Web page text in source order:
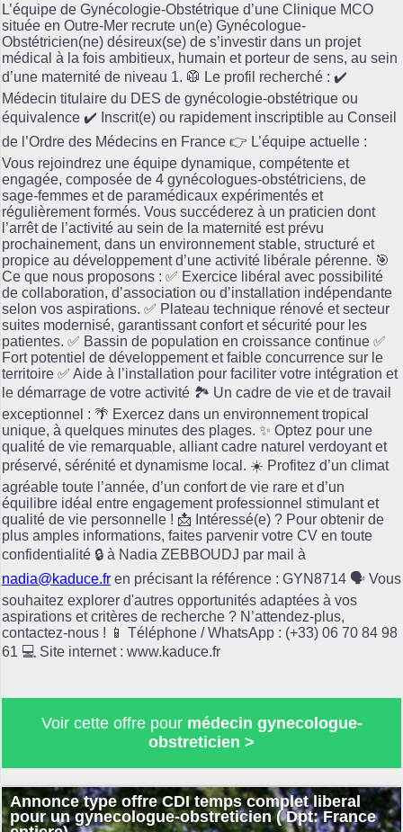
L’équipe de Gynécologie-Obstétrique d’une Clinique MCO
située en Outre-Mer recrute un(e) Gynécologue-
Obstétricien(ne) désireux(se) de s’investir dans un projet
médical à la fois ambitieux, humain et porteur de sens, au sein
d’une maternité de niveau 1. 🥼 Le profil recherché : ✔️
Médecin titulaire du DES de gynécologie-obstétrique ou
équivalence ✔️ Inscrit(e) ou rapidement inscriptible au Conseil
de l’Ordre des Médecins en France 👉 L’équipe actuelle :
Vous rejoindrez une équipe dynamique, compétente et
engagée, composée de 4 gynécologues-obstétriciens, de
sage-femmes et de paramédicaux expérimentés et
régulièrement formés. Vous succéderez à un praticien dont
l’arrêt de l’activité au sein de la maternité est prévu
prochainement, dans un environnement stable, structuré et
propice au développement d’une activité libérale pérenne. 🎯
Ce que nous proposons : ✅ Exercice libéral avec possibilité
de collaboration, d’association ou d’installation indépendante
selon vos aspirations. ✅ Plateau technique rénové et secteur
suites modernisé, garantissant confort et sécurité pour les
patientes. ✅ Bassin de population en croissance continue ✅
Fort potentiel de développement et faible concurrence sur le
territoire ✅ Aide à l’installation pour faciliter votre intégration et
le démarrage de votre activité 🏞️ Un cadre de vie et de travail
exceptionnel : 🌴 Exercez dans un environnement tropical
unique, à quelques minutes des plages. ✨ Optez pour une
qualité de vie remarquable, alliant cadre naturel verdoyant et
préservé, sérénité et dynamisme local. ☀️ Profitez d’un climat
agréable toute l’année, d’un confort de vie rare et d’un
équilibre idéal entre engagement professionnel stimulant et
qualité de vie personnelle ! 📩 Intéressé(e) ? Pour obtenir de
plus amples informations, faites parvenir votre CV en toute
confidentialité 🔒 à Nadia ZEBBOUDJ par mail à
nadia@kaduce.fr en précisant la référence : GYN8714 🗣️ Vous
souhaitez explorer d'autres opportunités adaptées à vos
aspirations et critères de recherche ? N’attendez-plus,
contactez-nous ! 📱 Téléphone / WhatsApp : (+33) 06 70 84 98
61 💻 Site internet : www.kaduce.fr
Voir cette offre pour médecin gynecologue-
obstreticien >
Annonce type offre CDI temps complet liberal
pour un gynecologue-obstreticien ( Dpt: France